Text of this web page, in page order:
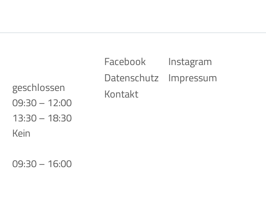
geschlossen
09:30 – 12:00
13:30 – 18:30
Kein
09:30 – 16:00
Navigation
überspringen
Facebook
Instagram
Datenschutz
Impressum
Kontakt